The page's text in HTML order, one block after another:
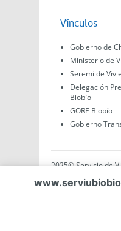
Vínculos
Gobierno de
Ministerio de
Seremi de
Delegación
Biobío
GORE Biobío
Gobierno
2025© Servicio de
Región del Biobío,